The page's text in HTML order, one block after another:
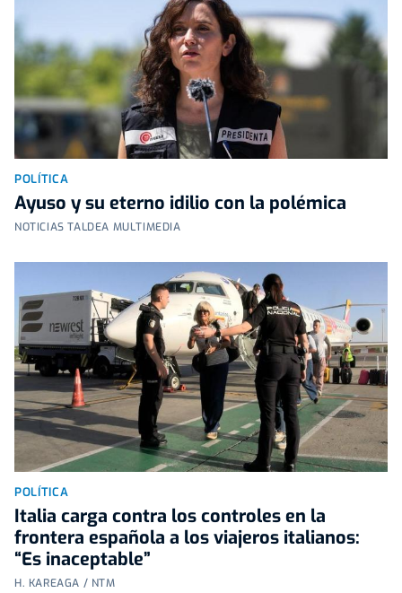
POLÍTICA
Ayuso y su eterno idilio con la polémica
NOTICIAS TALDEA MULTIMEDIA
POLÍTICA
Italia carga contra los controles en la
frontera española a los viajeros italianos:
“Es inaceptable”
H. KAREAGA / NTM